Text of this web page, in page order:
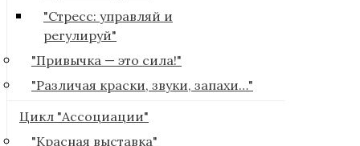
"Стресс: управляй и
регулируй"
"Привычка — это сила!"
"Различая краски, звуки, запахи…"
Цикл "Ассоциации"
"Красная выставка"